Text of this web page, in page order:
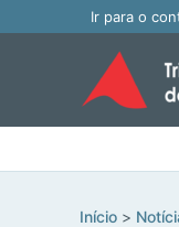
Ir para o
Início